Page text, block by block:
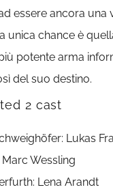
essere ancora una
unica chance è
potente arma
del suo destino.
2 cast
Lukas
Wessling
Lena Arandt